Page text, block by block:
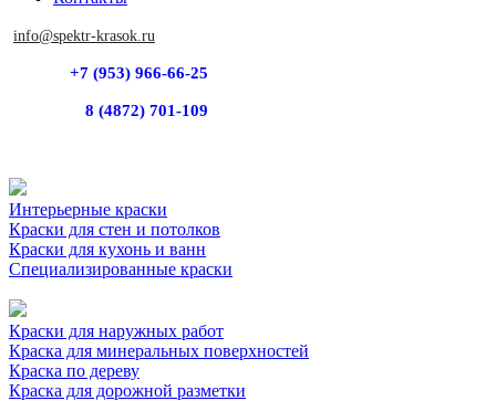
info@spektr-krasok.ru
+7 (953) 966-66-25
8 (4872) 701-109
Интерьерные краски
Краски для стен и потолков
Краски для кухонь и ванн
Специализированные краски
Краски для наружных работ
Краска для минеральных поверхностей
Краска по дереву
Краска для дорожной разметки